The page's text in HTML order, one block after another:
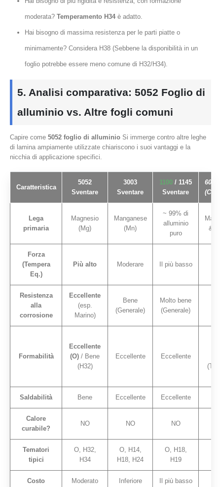
moderata? Temperamento H34è adatto.
Hai bisogno di massima resistenza per le parti piatte o
minimamente? Considera H38 (Sebbene la disponibilità in un
foglio potrebbe essere meno comune di H32/H34).
5. Analisi comparativa: 5052 Foglio di
alluminio vs. Altre fogli comuni
Capire come 5052 foglio di alluminio Si immerge contro altre leghe
di lamina ampiamente utilizzate chiariscono i suoi vantaggi e la
nicchia di applicazione specifici.
Caratteristica
5052
Sventare
3003
Sventare
1100 / 1145
Sventare
6061
Lega
primaria
Magnesio
(Mg)
Manganese
(Mn)
~ 99% di
alluminio
puro
&
Forza
(Tempera
Eq.)
Più alto Moderare Il più basso
Resistenza
alla
corrosione
Eccellente
(esp.
Marino)
Bene
(Generale)
Molto bene
(Generale)
Formabilità
Eccellente
(O) / Bene
(H32)
Eccellente Eccellente
Saldabilità Bene Eccellente Eccellente
Calore
curabile?
NO NO NO
Tematori
tipici
O, H32,
H34
O, H14,
H18, H24
O, H18,
H19
Costo Moderato Inferiore Il più basso